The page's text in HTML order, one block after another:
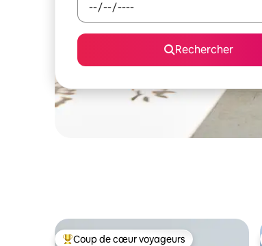
Rechercher
Coup de cœur voyageurs